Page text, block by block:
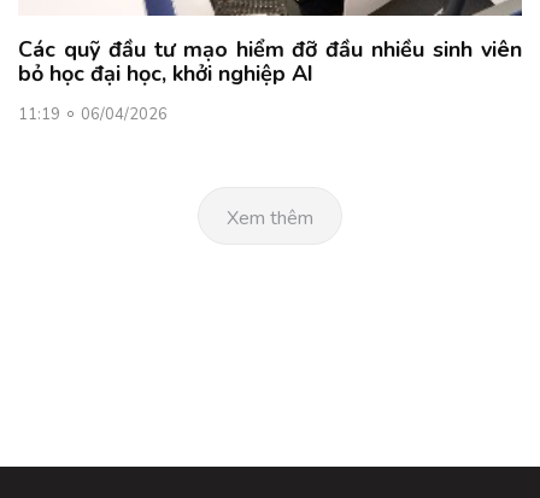
Các quỹ đầu tư mạo hiểm đỡ đầu nhiều sinh viên
bỏ học đại học, khởi nghiệp AI
11:19 06/04/2026
Xem thêm